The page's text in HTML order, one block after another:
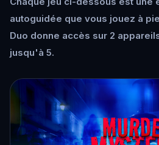
autoguidée que vous jouez à
Duo donne accès sur 2
jusqu'à 5.